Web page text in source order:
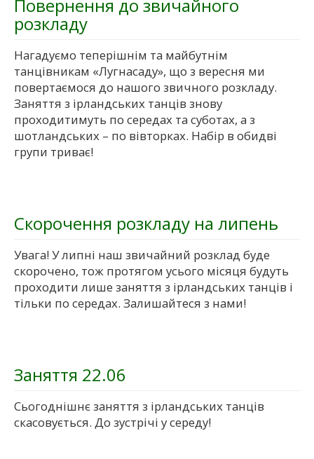
Повернення до звичайного
розкладу
Нагадуємо теперішнім та майбутнім
танцівникам «Лугнасаду», що з вересня ми
повертаємося до нашого звичного розкладу.
Заняття з ірландських танців знову
проходитимуть по середах та суботах, а з
шотландських – по вівторках. Набір в обидві
групи триває!
Скорочення розкладу на липень
Увага! У липні наш звичайний розклад буде
скорочено, тож протягом усього місяця будуть
проходити лише заняття з ірландських танців і
тільки по середах. Залишайтеся з нами!
Заняття 22.06
Сьогоднішнє заняття з ірландських танців
скасовується. До зустрічі у середу!